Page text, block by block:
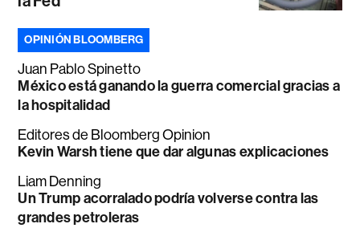
OPINIÓN BLOOMBERG
Juan Pablo Spinetto
México está ganando la guerra comercial gracias a
la hospitalidad
Editores de Bloomberg Opinion
Kevin Warsh tiene que dar algunas explicaciones
Liam Denning
Un Trump acorralado podría volverse contra las
grandes petroleras